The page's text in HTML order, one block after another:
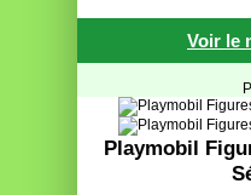
Voir le
Playmobil